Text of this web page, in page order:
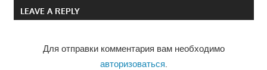
по
LEAVE A REPLY
Для отправки комментария вам необходимо
авторизоваться